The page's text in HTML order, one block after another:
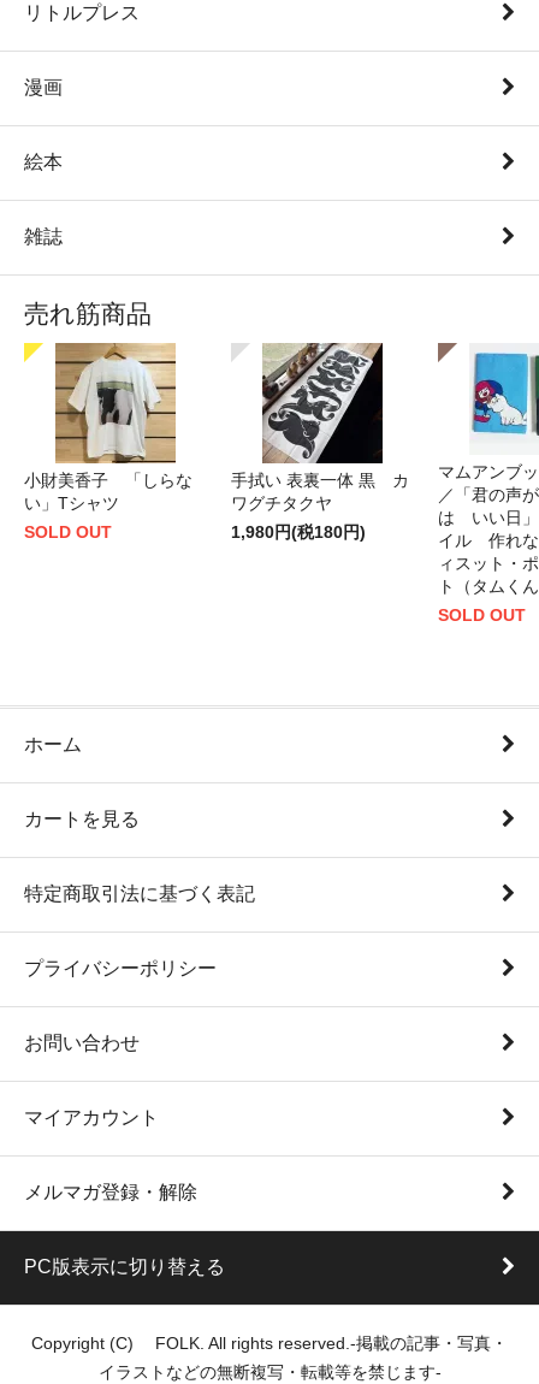
リトルプレス
漫画
絵本
雑誌
売れ筋商品
小財美香子 「しらな
い」Tシャツ
SOLD OUT
手拭い 表裏一体 黒 カ
ワグチタクヤ
1,980円(税180円)
マムアンブ
／「君の声
は いい日」
イル 作れ
ィスット・
ト（タムく
SOLD OUT
ホーム
カートを見る
特定商取引法に基づく表記
プライバシーポリシー
お問い合わせ
マイアカウント
メルマガ登録・解除
PC版表示に切り替える
Copyright (C) FOLK. All rights reserved.-掲載の記事・写真・
イラストなどの無断複写・転載等を禁じます-